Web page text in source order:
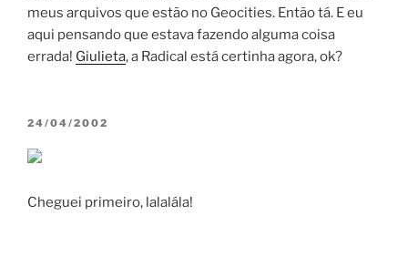
meus arquivos que estão no Geocities. Então tá. E eu
aqui pensando que estava fazendo alguma coisa
errada! Giulieta, a Radical está certinha agora, ok?
POSTED
24/04/2002
Cheguei primeiro, lalalála!